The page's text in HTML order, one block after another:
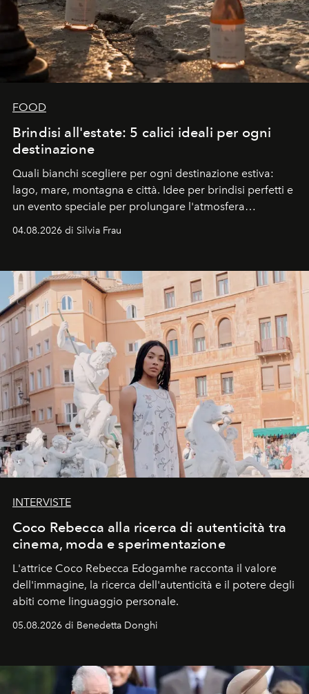
FOOD
Brindisi all'estate: 5 calici ideali per ogni
destinazione
Quali bianchi scegliere per ogni destinazione estiva:
lago, mare, montagna e città. Idee per brindisi perfetti e
un evento speciale per prolungare l'atmosfera
04.08.2026 di Silvia Frau
INTERVISTE
Coco Rebecca alla ricerca di autenticità tra
cinema, moda e sperimentazione
L'attrice Coco Rebecca Edogamhe racconta il valore
dell'immagine, la ricerca dell'autenticità e il potere degli
abiti come linguaggio personale.
05.08.2026 di Benedetta Donghi